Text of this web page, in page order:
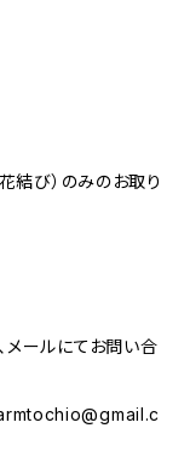
結び）のみのお取り
メールにてお問い合